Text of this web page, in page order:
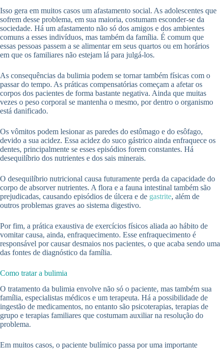
Isso gera em muitos casos um afastamento social. As adolescentes que
sofrem desse problema, em sua maioria, costumam esconder-se da
sociedade. Há um afastamento não só dos amigos e dos ambientes
comuns a esses indivíduos, mas também da família. É comum que
essas pessoas passem a se alimentar em seus quartos ou em horários
em que os familiares não estejam lá para julgá-los.
As consequências da bulimia podem se tornar também físicas com o
passar do tempo. As práticas compensatórias começam a afetar os
corpos dos pacientes de forma bastante negativa. Ainda que muitas
vezes o peso corporal se mantenha o mesmo, por dentro o organismo
está danificado.
Os vômitos podem lesionar as paredes do estômago e do esôfago,
devido a sua acidez. Essa acidez do suco gástrico ainda enfraquece os
dentes, principalmente se esses episódios forem constantes. Há
desequilíbrio dos nutrientes e dos sais minerais.
O desequilíbrio nutricional causa futuramente perda da capacidade do
corpo de absorver nutrientes. A flora e a fauna intestinal também são
prejudicadas, causando episódios de úlcera e de gastrite, além de
outros problemas graves ao sistema digestivo.
Por fim, a prática exaustiva de exercícios físicos aliada ao hábito de
vomitar causa, ainda, enfraquecimento. Esse enfraquecimento é
responsável por causar desmaios nos pacientes, o que acaba sendo uma
das fontes de diagnóstico da família.
Como tratar a bulimia
O tratamento da bulimia envolve não só o paciente, mas também sua
família, especialistas médicos e um terapeuta. Há a possibilidade de
ingestão de medicamentos, no entanto são psicoterapias, terapias de
grupo e terapias familiares que costumam auxiliar na resolução do
problema.
Em muitos casos, o paciente bulímico passa por uma importante